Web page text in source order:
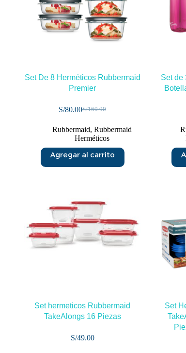
Set De 8 Herméticos Rubbermaid
Premier
S/160.00
S/80.00
Rubbermaid, Rubbermaid
Herméticos
Agregar al carrito
Set de
Set hermeticos Rubbermaid
TakeAlongs 16 Piezas
S/49.00
Set